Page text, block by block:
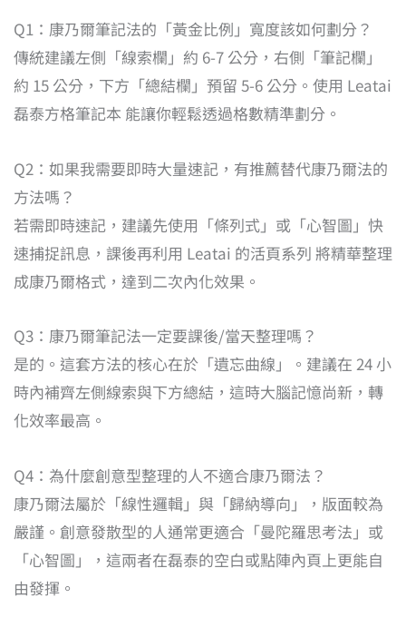
Q1：康乃爾筆記法的「黃金比例」寬度該如何劃分？
傳統建議左側「線索欄」約 6-7 公分，右側「筆記欄」
約 15 公分，下方「總結欄」預留 5-6 公分。使用 Leatai
磊泰方格筆記本 能讓你輕鬆透過格數精準劃分。
Q2：如果我需要即時大量速記，有推薦替代康乃爾法的
方法嗎？
若需即時速記，建議先使用「條列式」或「心智圖」快
速捕捉訊息，課後再利用 Leatai 的活頁系列 將精華整理
成康乃爾格式，達到二次內化效果。
Q3：康乃爾筆記法一定要課後/當天整理嗎？
是的。這套方法的核心在於「遺忘曲線」。建議在 24 小
時內補齊左側線索與下方總結，這時大腦記憶尚新，轉
化效率最高。
Q4：為什麼創意型整理的人不適合康乃爾法？
康乃爾法屬於「線性邏輯」與「歸納導向」，版面較為
嚴謹。創意發散型的人通常更適合「曼陀羅思考法」或
「心智圖」，這兩者在磊泰的空白或點陣內頁上更能自
由發揮。